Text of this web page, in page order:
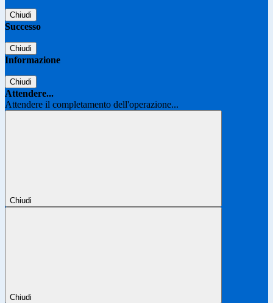
Chiudi
Successo
Chiudi
Informazione
Chiudi
Attendere...
Attendere il completamento dell'operazione...
Chiudi
Chiudi